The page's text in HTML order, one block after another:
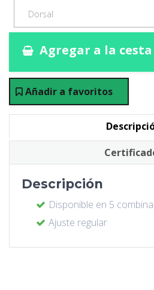
Agregar a la cesta
Añadir a favoritos
Descripción
Disponible en 5
Ajuste regular